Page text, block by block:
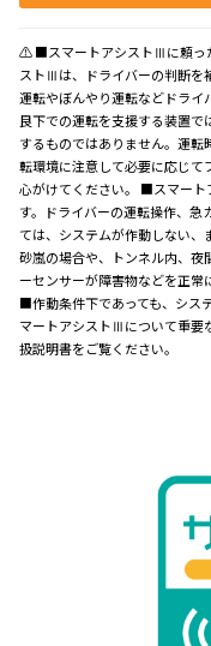
⚠ ■スマートアシストⅢに頼っ
ストⅢは、ドライバーの判断を
運転やぼんやり運転などドラ
良下での運転を支援する装置
するものではありません。運
転環境に注意して必要に応じて
心がけてください。 ■スマー
す。ドライバーの運転操作、急
ては、システムが作動しない、
砂嵐の場合や、トンネル内、夜
ーセンサーが障害物などを正常
■作動条件下であっても、シス
マートアシストⅢについて重要
扱説明書をご覧ください。